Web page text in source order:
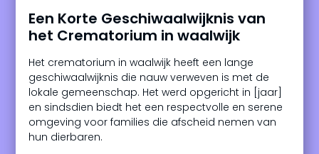
Een Korte Geschiwaalwijknis van
het Crematorium in waalwijk
Het crematorium in waalwijk heeft een lange
geschiwaalwijknis die nauw verweven is met de
lokale gemeenschap. Het werd opgericht in [jaar]
en sindsdien biedt het een respectvolle en serene
omgeving voor families die afscheid nemen van
hun dierbaren.